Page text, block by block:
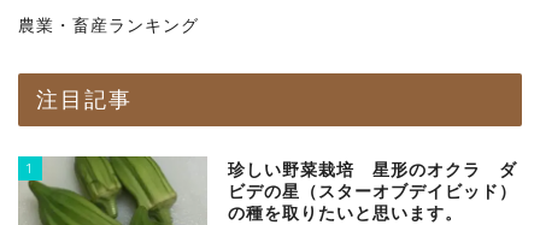
農業・畜産ランキング
注目記事
1
珍しい野菜栽培 星形のオクラ ダ
ビデの星（スターオブデイビッド）
の種を取りたいと思います。